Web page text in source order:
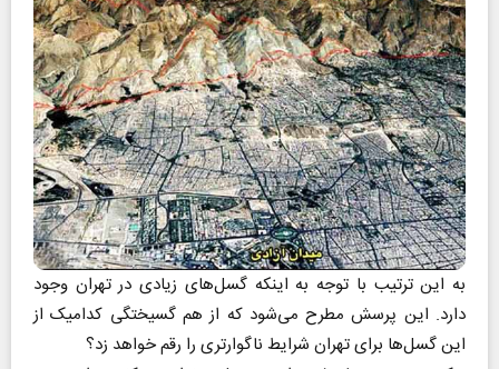
به این ترتیب با توجه به اینکه گسل‌های زیادی در تهران وجود
دارد. این پرسش مطرح می‌شود که از هم گسیختگی کدامیک از
این گسل‌ها برای تهران شرایط ناگوارتری را رقم خواهد زد؟‌